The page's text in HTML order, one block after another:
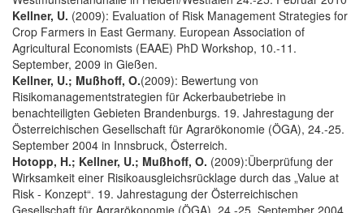
Kellner, U. (2009): Evaluation of Risk Management Strategies for
Crop Farmers in East Germany. European Association of
Agricultural Economists (EAAE) PhD Workshop, 10.-11.
September, 2009 in Gießen.
Kellner, U.; Mußhoff, O.(2009): Bewertung von
Risikomanagementstrategien für Ackerbaubetriebe in
benachteiligten Gebieten Brandenburgs. 19. Jahrestagung der
Österreichischen Gesellschaft für Agrarökonomie (ÖGA), 24.-25.
September 2004 in Innsbruck, Österreich.
Hotopp, H.; Kellner, U.; Mußhoff, O. (2009):Überprüfung der
Wirksamkeit einer Risikoausgleichsrücklage durch das „Value at
Risk - Konzept“. 19. Jahrestagung der Österreichischen
Gesellschaft für Agrarökonomie (ÖGA), 24.-25. September 2004